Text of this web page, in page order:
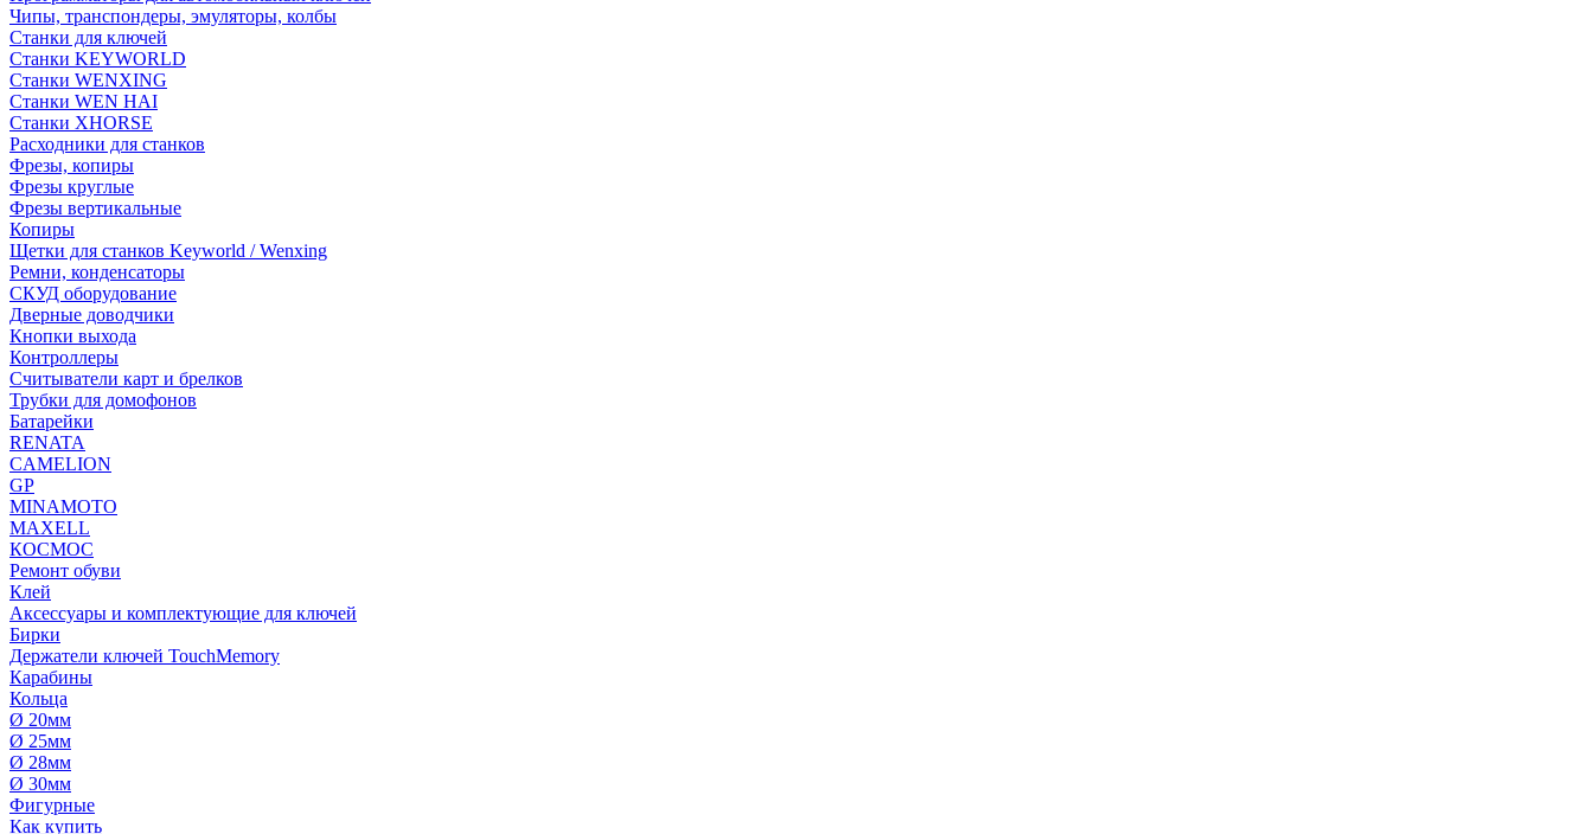
Чипы, транспондеры, эмуляторы, колбы
Станки для ключей
Станки KEYWORLD
Станки WENXING
Станки WEN HAI
Станки XHORSE
Расходники для станков
Фрезы, копиры
Фрезы круглые
Фрезы вертикальные
Копиры
Щетки для станков Keyworld / Wenxing
Ремни, конденсаторы
СКУД оборудование
Дверные доводчики
Кнопки выхода
Контроллеры
Считыватели карт и брелков
Трубки для домофонов
Батарейки
RENATA
CAMELION
GP
MINAMOTO
MAXELL
КОСМОС
Ремонт обуви
Клей
Аксессуары и комплектующие для ключей
Бирки
Держатели ключей TouchMemory
Карабины
Кольца
Ø 20мм
Ø 25мм
Ø 28мм
Ø 30мм
Фигурные
Как купить